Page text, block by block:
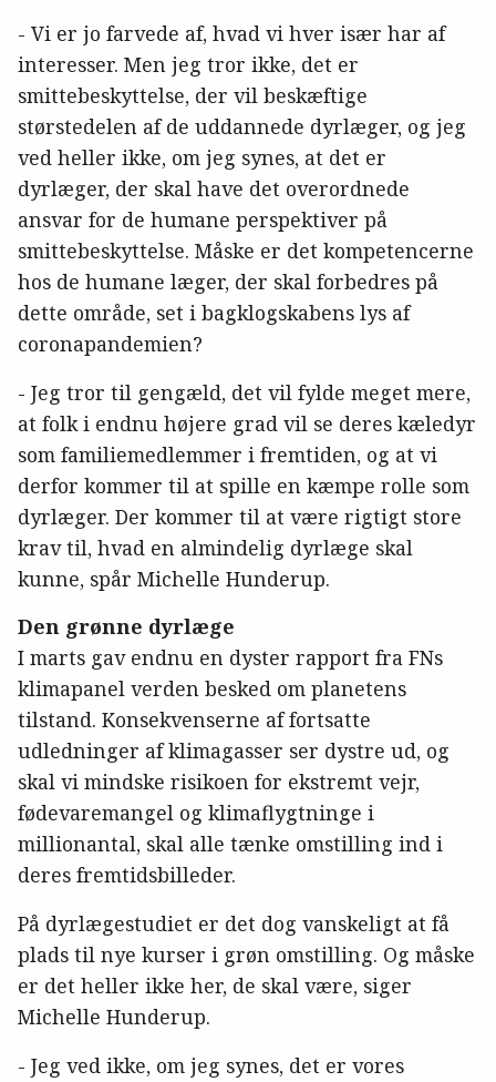
- Vi er jo farvede af, hvad vi hver især har af
interesser. Men jeg tror ikke, det er
smittebeskyttelse, der vil beskæftige
størstedelen af de uddannede dyrlæger, og jeg
ved heller ikke, om jeg synes, at det er
dyrlæger, der skal have det overordnede
ansvar for de humane perspektiver på
smittebeskyttelse. Måske er det kompetencerne
hos de humane læger, der skal forbedres på
dette område, set i bagklogskabens lys af
coronapandemien?
- Jeg tror til gengæld, det vil fylde meget mere,
at folk i endnu højere grad vil se deres kæledyr
som familiemedlemmer i fremtiden, og at vi
derfor kommer til at spille en kæmpe rolle som
dyrlæger. Der kommer til at være rigtigt store
krav til, hvad en almindelig dyrlæge skal
kunne, spår Michelle Hunderup.
Den grønne dyrlæge
I marts gav endnu en dyster rapport fra FNs
klimapanel verden besked om planetens
tilstand. Konsekvenserne af fortsatte
udledninger af klimagasser ser dystre ud, og
skal vi mindske risikoen for ekstremt vejr,
fødevaremangel og klimaflygtninge i
millionantal, skal alle tænke omstilling ind i
deres fremtidsbilleder.
På dyrlægestudiet er det dog vanskeligt at få
plads til nye kurser i grøn omstilling. Og måske
er det heller ikke her, de skal være, siger
Michelle Hunderup.
- Jeg ved ikke, om jeg synes, det er vores